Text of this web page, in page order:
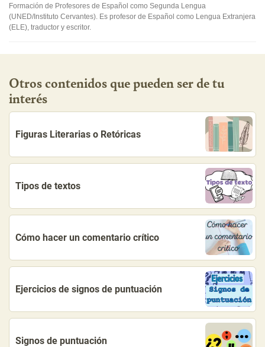
Formación de Profesores de Español como Segunda Lengua
(UNED/Instituto Cervantes). Es profesor de Español como Lengua Extranjera
(ELE), traductor y escritor.
Otros contenidos que pueden ser de tu
interés
Figuras Literarias o Retóricas
Tipos de textos
Cómo hacer un comentario crítico
Ejercicios de signos de puntuación
Signos de puntuación